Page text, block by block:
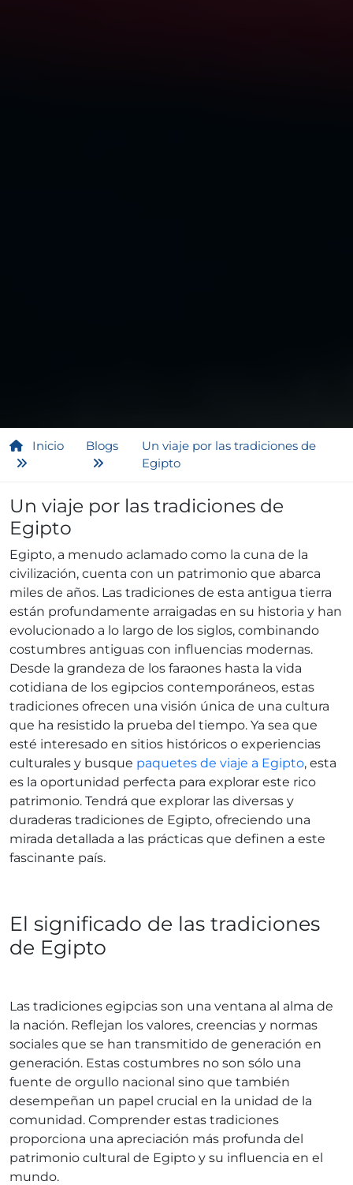
Inicio Blogs
Un viaje por las tradiciones de
Egipto
Un viaje por las tradiciones de
Egipto
Egipto, a menudo aclamado como la cuna de la
civilización, cuenta con un patrimonio que abarca
miles de años. Las tradiciones de esta antigua tierra
están profundamente arraigadas en su historia y han
evolucionado a lo largo de los siglos, combinando
costumbres antiguas con influencias modernas.
Desde la grandeza de los faraones hasta la vida
cotidiana de los egipcios contemporáneos, estas
tradiciones ofrecen una visión única de una cultura
que ha resistido la prueba del tiempo. Ya sea que
esté interesado en sitios históricos o experiencias
culturales y busque paquetes de viaje a Egipto, esta
es la oportunidad perfecta para explorar este rico
patrimonio. Tendrá que explorar las diversas y
duraderas tradiciones de Egipto, ofreciendo una
mirada detallada a las prácticas que definen a este
fascinante país.
El significado de las tradiciones
de Egipto
Las tradiciones egipcias son una ventana al alma de
la nación. Reflejan los valores, creencias y normas
sociales que se han transmitido de generación en
generación. Estas costumbres no son sólo una
fuente de orgullo nacional sino que también
desempeñan un papel crucial en la unidad de la
comunidad. Comprender estas tradiciones
proporciona una apreciación más profunda del
patrimonio cultural de Egipto y su influencia en el
mundo.